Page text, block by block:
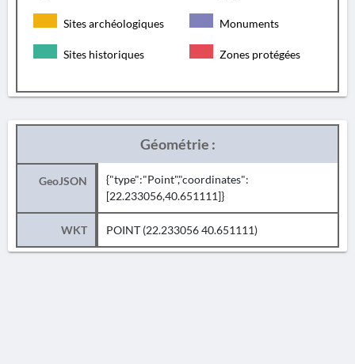
Sites archéologiques Monuments
Sites historiques Zones protégées
Géométrie :
GeoJSON
{"type":"Point","coordinates":
[22.233056,40.651111]}
WKT POINT (22.233056 40.651111)